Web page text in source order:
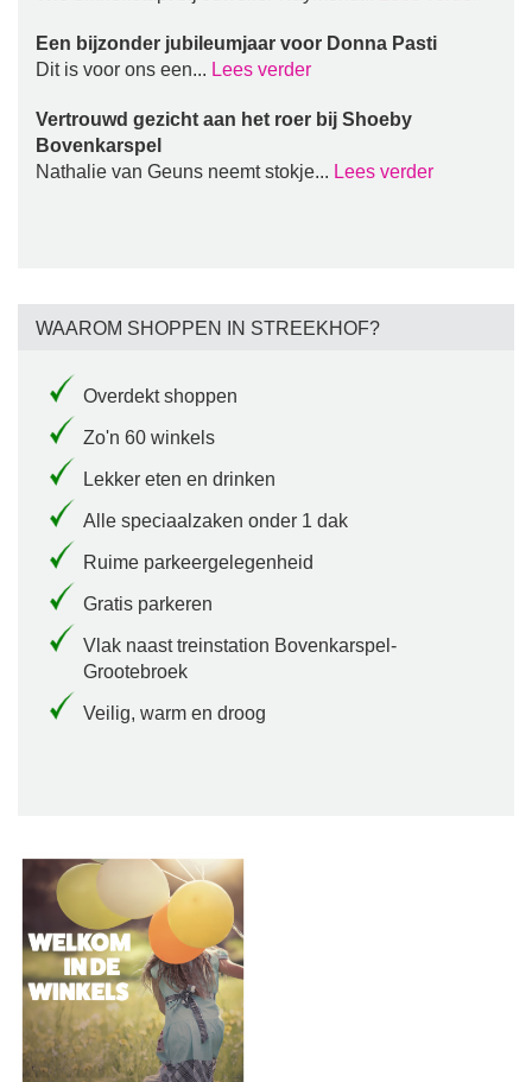
Een bijzonder jubileumjaar voor Donna Pasti
Dit is voor ons een... Lees verder
Vertrouwd gezicht aan het roer bij Shoeby
Bovenkarspel
Nathalie van Geuns neemt stokje... Lees verder
WAAROM SHOPPEN IN STREEKHOF?
Overdekt shoppen
Zo'n 60 winkels
Lekker eten en drinken
Alle speciaalzaken onder 1 dak
Ruime parkeergelegenheid
Gratis parkeren
Vlak naast treinstation Bovenkarspel-
Grootebroek
Veilig, warm en droog